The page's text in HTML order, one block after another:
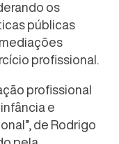
os
públicas
profissional.
profissional
e
de Rodrigo